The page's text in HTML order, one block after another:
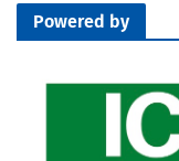
Powered by